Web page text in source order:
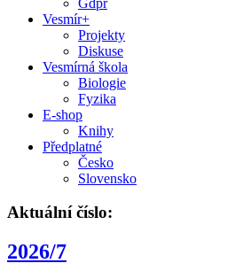
Vesmír+
Projekty
Diskuse
Vesmírná škola
Biologie
Fyzika
E-shop
Knihy
Předplatné
Česko
Slovensko
Aktuální číslo:
2026/7